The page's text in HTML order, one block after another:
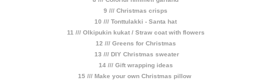
9 /// Christmas crisps
10 /// Tonttulakki - Santa hat
11 /// Olkipukin kukat / Straw coat with flowers
12 /// Greens for Christmas
13 /// DIY Christmas sweater
14 /// Gift wrapping ideas
15 /// Make your own Christmas pillow